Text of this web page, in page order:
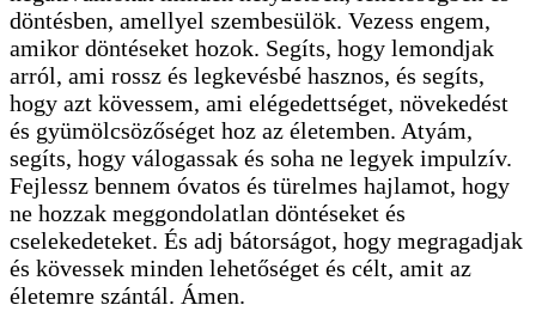
döntésben, amellyel szembesülök. Vezess engem,
amikor döntéseket hozok. Segíts, hogy lemondjak
arról, ami rossz és legkevésbé hasznos, és segíts,
hogy azt kövessem, ami elégedettséget, növekedést
és gyümölcsözőséget hoz az életemben. Atyám,
segíts, hogy válogassak és soha ne legyek impulzív.
Fejlessz bennem óvatos és türelmes hajlamot, hogy
ne hozzak meggondolatlan döntéseket és
cselekedeteket. És adj bátorságot, hogy megragadjak
és kövessek minden lehetőséget és célt, amit az
életemre szántál. Ámen.